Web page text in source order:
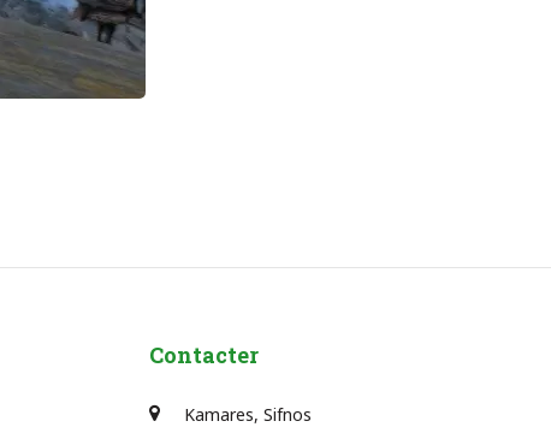
Contacter
Kamares, Sifnos